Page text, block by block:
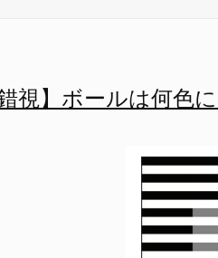
錯視】ボールは何